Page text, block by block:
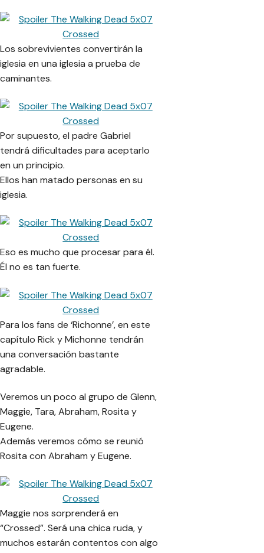
Los sobrevivientes convertirán la
iglesia en una iglesia a prueba de
caminantes.
Por supuesto, el padre Gabriel
tendrá dificultades para aceptarlo
en un principio.
Ellos han matado personas en su
iglesia.
Eso es mucho que procesar para él.
Él no es tan fuerte.
Para los fans de ‘Richonne’, en este
capítulo Rick y Michonne tendrán
una conversación bastante
agradable.
Veremos un poco al grupo de Glenn,
Maggie, Tara, Abraham, Rosita y
Eugene.
Además veremos cómo se reunió
Rosita con Abraham y Eugene.
Maggie nos sorprenderá en
“Crossed”. Será una chica ruda, y
muchos estarán contentos con algo